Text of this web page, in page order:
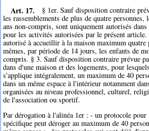
Art. 17.
§ 1er. Sauf disposition contraire
les rassemblements de plus de quatre personnes,
ans non-compris, sont uniquement autorisés
pour les activités autorisées par le présent article.
autorisé à accueillir à la maison maximum quatre
mêmes, par période de 14 jours, les enfants de
compris. § 3. Sauf disposition contraire prévue
dans d'une maison et des logements, pour
s'applique intégralement, un maximum de 40
dans un même espace à l'intérieur notamment
organisées au niveau professionnel, culturel,
de l'association ou sportif.
Par dérogation à l'alinéa 1er : - un protocole
spécifique peut déroger au maximum de 40